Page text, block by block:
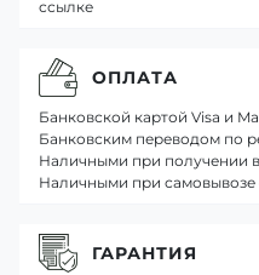
ссылке
ОПЛАТА
Банковской картой Visa и
Банковским переводом по
Наличными при получении
Наличными при самовывозе
ГАРАНТИЯ